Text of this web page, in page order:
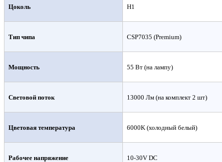
Цоколь H1
Тип чипа CSP7035 (Premium)
Мощность 55 Вт (на лампу)
Световой поток 13000 Лм (на комплект 2 шт)
Цветовая температура 6000K (холодный белый)
Рабочее напряжение 10-30V DC